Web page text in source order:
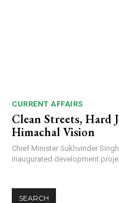
CURRENT AFFAIRS
Clean Streets, Hard
Himachal Vision
Chief Minister Sukhvinder
inaugurated development
SEARCH